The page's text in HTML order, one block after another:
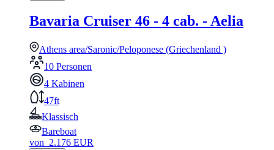
Bavaria Cruiser 46 - 4 cab. - Aelia
Athens area/Saronic/Peloponese (Griechenland )
10 Personen
4 Kabinen
47ft
Klassisch
Bareboat
von 2.176 EUR